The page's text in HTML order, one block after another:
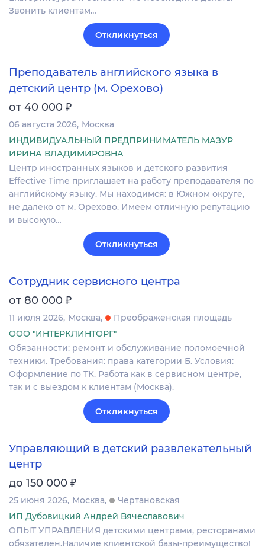
Звонить клиентам…
Откликнуться
Преподаватель английского языка в
детский центр (м. Орехово)
от 40 000 ₽
06 августа 2026 Москва
ИНДИВИДУАЛЬНЫЙ ПРЕДПРИНИМАТЕЛЬ МАЗУР
ИРИНА ВЛАДИМИРОВНА
Центр иностранных языков и детского развития
Effective Time приглашает на работу преподавателя по
английскому языку. Мы находимся: в Южном округе,
не далеко от м. Орехово. Имеем отличную репутацию
и высокую…
Откликнуться
Сотрудник сервисного центра
от 80 000 ₽
11 июля 2026 Москва
Преображенская площадь
ООО "ИНТЕРКЛИНТОРГ"
Обязанности: ремонт и обслуживание поломоечной
техники. Требования: права категории Б. Условия:
Оформление по ТК. Работа как в сервисном центре,
так и с выездом к клиентам (Москва).
Откликнуться
Управляющий в детский развлекательный
центр
до 150 000 ₽
25 июня 2026 Москва
Чертановская
ИП Дубовицкий Андрей Вячеславович
ОПЫТ УПРАВЛЕНИЯ детскими центрами, ресторанами
обязателен.Наличие клиентской базы-преимущество!